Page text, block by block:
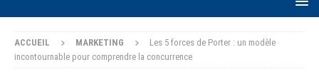
ACCUEIL MARKETING
Les 5 forces de Porter : un modèle
incontournable pour comprendre la concurrence